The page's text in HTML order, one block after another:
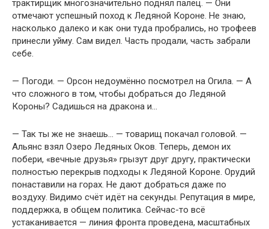
трактирщик многозначительно поднял палец. — Они
отмечают успешный поход к Ледяной Короне. Не знаю,
насколько далеко и как они туда пробрались, но трофеев
принесли уйму. Сам видел. Часть продали, часть забрали
себе.
— Погоди. — Орсон недоумённо посмотрел на Огила. — А
что сложного в том, чтобы добраться до Ледяной
Короны? Садишься на дракона и…
— Так ты же не знаешь… — товарищ покачал головой. —
Альянс взял Озеро Ледяных Оков. Теперь, демон их
побери, «вечные друзья» грызут друг другу, практически
полностью перекрыв подходы к Ледяной Короне. Орудий
понаставили на горах. Не дают добраться даже по
воздуху. Видимо счёт идёт на секунды. Репутация в мире,
поддержка, в общем политика. Сейчас-то всё
устаканивается — линия фронта проведена, масштабных